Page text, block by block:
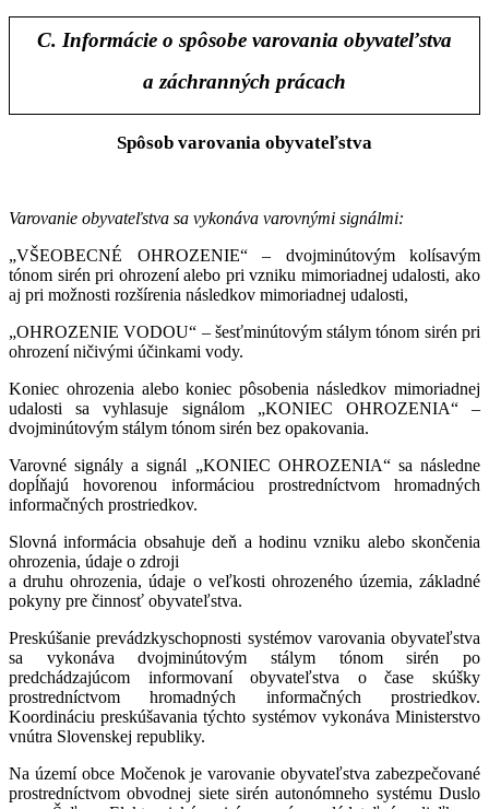
C. Informácie o spôsobe varovania obyvateľstva
a záchranných prácach
Spôsob varovania obyvateľstva
Varovanie obyvateľstva sa vykonáva varovnými signálmi:
„VŠEOBECNÉ OHROZENIE“
– dvojminútovým kolísavým
tónom sirén pri ohrození alebo pri vzniku mimoriadnej udalosti, ako
aj pri možnosti rozšírenia následkov mimoriadnej udalosti,
„OHROZENIE VODOU“ – šesťminútovým stálym tónom sirén pri
ohrození ničivými účinkami vody.
Koniec ohrozenia alebo koniec pôsobenia následkov mimoriadnej
udalosti sa vyhlasuje signálom „KONIEC OHROZENIA“ –
dvojminútovým stálym tónom sirén bez opakovania.
Varovné signály a signál „KONIEC OHROZENIA“ sa následne
dopĺňajú hovorenou informáciou prostredníctvom hromadných
informačných prostriedkov.
Slovná informácia obsahuje deň a hodinu vzniku alebo skončenia
ohrozenia, údaje o zdroji
a druhu ohrozenia, údaje o veľkosti ohrozeného územia, základné
pokyny pre činnosť obyvateľstva.
Preskúšanie prevádzkyschopnosti systémov varovania obyvateľstva
sa vykonáva dvojminútovým stálym tónom sirén po
predchádzajúcom informovaní obyvateľstva o čase skúšky
prostredníctvom hromadných informačných prostriedkov.
Koordináciu preskúšavania týchto systémov vykonáva Ministerstvo
vnútra Slovenskej republiky.
Na území obce Močenok je varovanie obyvateľstva zabezpečované
prostredníctvom obvodnej siete sirén autonómneho systému Duslo